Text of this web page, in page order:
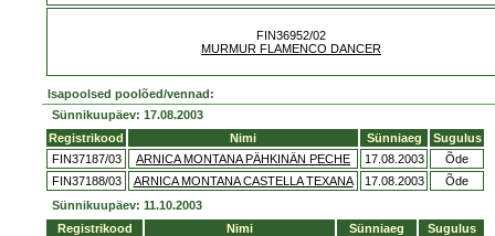
FIN36952/02
MURMUR FLAMENCO DANCER
Isapoolsed poolõed/vennad:
Sünnikuupäev: 17.08.2003
Registrikood
Nimi Sünniaeg
Sugulus
FIN37187/03
ARNICA MONTANA PÄHKINÄN PECHE 17.08.2003
Õde
FIN37188/03
ARNICA MONTANA CASTELLA TEXANA 17.08.2003
Õde
Sünnikuupäev: 11.10.2003
Registrikood
Nimi Sünniaeg
Sugulus